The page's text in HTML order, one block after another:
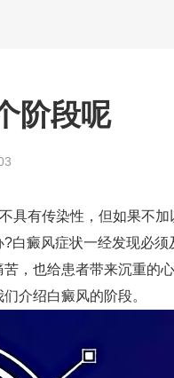
阶段呢
具有传染性，但如果不加
白癜风症状一经发现必须
，也给患者带来沉重的
介绍白癜风的阶段。